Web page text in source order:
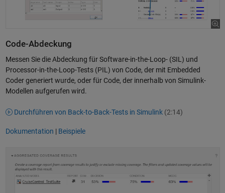
Code-Abdeckung
Messen Sie die Abdeckung für Software-in-the-Loop- (SIL) und
Processor-in-the-Loop-Tests (PIL) von Code, der mit Embedded
Coder generiert wurde, oder für Code, der innerhalb von Simulink-
Modellen aufgerufen wird.
Durchführen von Back-to-Back-Tests in Simulink (2:14)
Dokumentation | Beispiele